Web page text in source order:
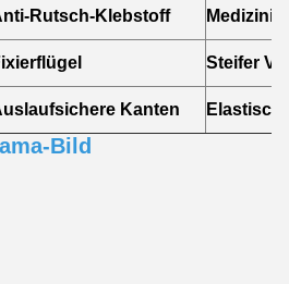
Rutsch-Klebstoff
Steifer
Kanten
Bild